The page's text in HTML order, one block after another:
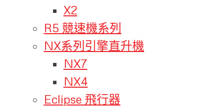
X2
R5 競速機系列
NX系列引擎直升機
NX7
NX4
Eclipse 飛行器